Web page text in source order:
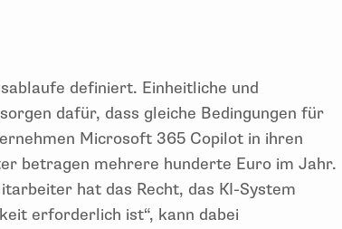
definiert. Einheitliche und
dafür, dass gleiche Bedingungen für
Microsoft 365 Copilot in ihren
betragen mehrere hunderte Euro im Jahr.
hat das Recht, das KI-System
erforderlich ist“, kann dabei